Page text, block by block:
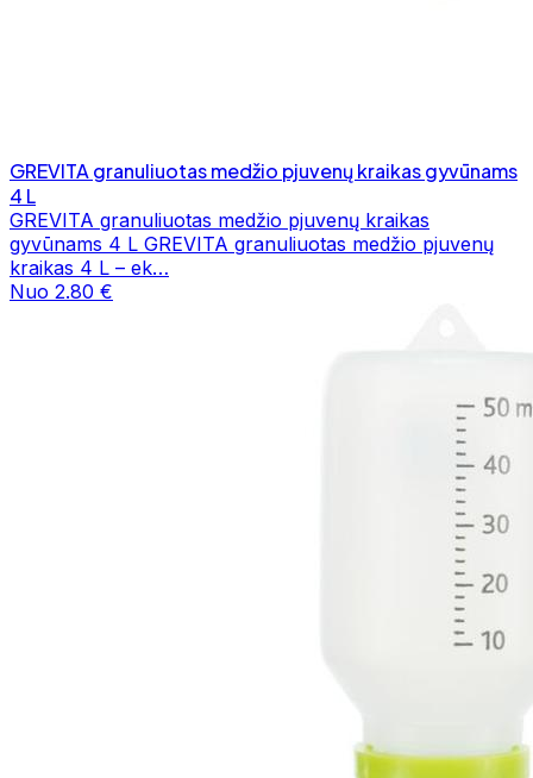
GREVITA granuliuotas medžio pjuvenų kraikas gyvūnams
4 L
GREVITA granuliuotas medžio pjuvenų kraikas
gyvūnams 4 L GREVITA granuliuotas medžio pjuvenų
kraikas 4 L – ek…
Nuo 2.80 €